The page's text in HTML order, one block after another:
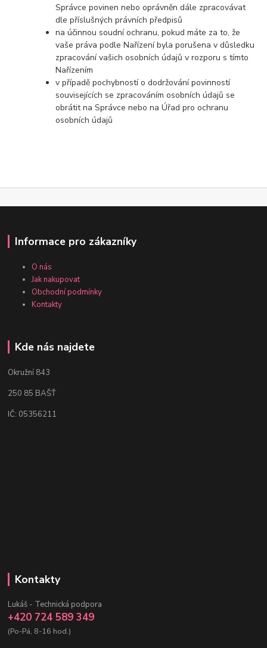
Správce povinen nebo oprávněn dále zpracovávat
dle příslušných právních předpisů
na účinnou soudní ochranu, pokud máte za to, že
vaše práva podle Nařízení byla porušena v důsledku
zpracování vašich osobních údajů v rozporu s tímto
Nařízením
v případě pochybností o dodržování povinností
souvisejících se zpracováním osobních údajů se
obrátit na Správce nebo na Úřad pro ochranu
osobních údajů
Informace pro zákazníky
O nás
Jak nakupovat
Obchodní podmínky
Kontakty
Kde nás najdete
Okružní 843
250 85 BAŠŤ
IČ: 05356211
Kontakty
Lukáš - Technická podpora
+420 724 589 349
(Po-Pá, 8-16 hod.)